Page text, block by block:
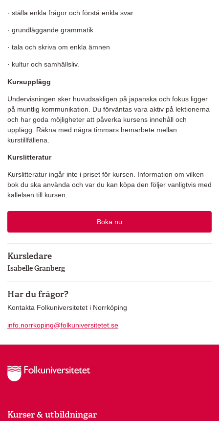
· ställa enkla frågor och förstå enkla svar
· grundläggande grammatik
· tala och skriva om enkla ämnen
· kultur och samhällsliv.
Kursupplägg
Undervisningen sker huvudsakligen på japanska och fokus ligger
på muntlig kommunikation. Du förväntas vara aktiv på lektionerna
och har goda möjligheter att påverka kursens innehåll och
upplägg. Räkna med några timmars hemarbete mellan
kurstillfällena.
Kurslitteratur
Kurslitteratur ingår inte i priset för kursen. Information om vilken
bok du ska använda och var du kan köpa den följer vanligtvis med
kallelsen till kursen.
Boka nu
Kursledare
Isabelle Granberg
Har du frågor?
Kontakta Folkuniversitetet i Norrköping
info.norrkoping@folkuniversitetet.se
Kurser & utbildningar